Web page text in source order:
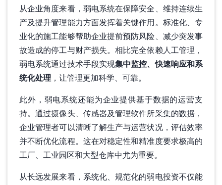
从企业角度来看，弱电系统在保障安全、维持连续生
产及提升管理能力方面发挥着关键作用。标准化、专
业化的施工能够帮助企业提前预防风险、减少突发事
故造成的停工与财产损失。相比完全依赖人工管理，
弱电系统通过技术手段实现集中监控、快速响应和系
统化处理 ，让管理更加科学、可靠。
此外，弱电系统还能为企业提供基于数据的运营支
持。通过摄像头、传感器及管理软件所采集的数据，
企业管理者可以清晰了解生产与运营状况，评估效率
并不断优化流程。这在对稳定性和精准度要求极高的
工厂、工业园区和大型仓库中尤为重要。
从长远发展来看，系统化、规范化的弱电投资不仅能